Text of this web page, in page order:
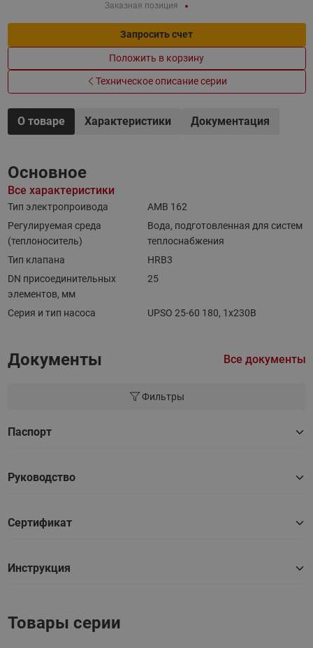
Заказная позиция
Запросить счет
Положить в корзину
Техническое описание серии
О товаре Характеристики Документация
Основное
Все характеристики
Тип электропроивода
AMB 162
Регулируемая среда
(теплоноситель)
Вода, подготовленная для систем
теплоснабжения
Тип клапана
HRB3
DN присоединительных
элементов, мм
25
Серия и тип насоса UPSO 25-60 180, 1x230В
Документы Все документы
Фильтры
Паспорт
Руководство
Сертификат
Инструкция
Товары серии